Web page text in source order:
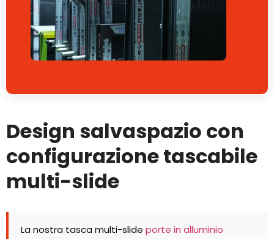
Design salvaspazio con
configurazione tascabile
multi-slide
La nostra tasca multi-slide porte in alluminio